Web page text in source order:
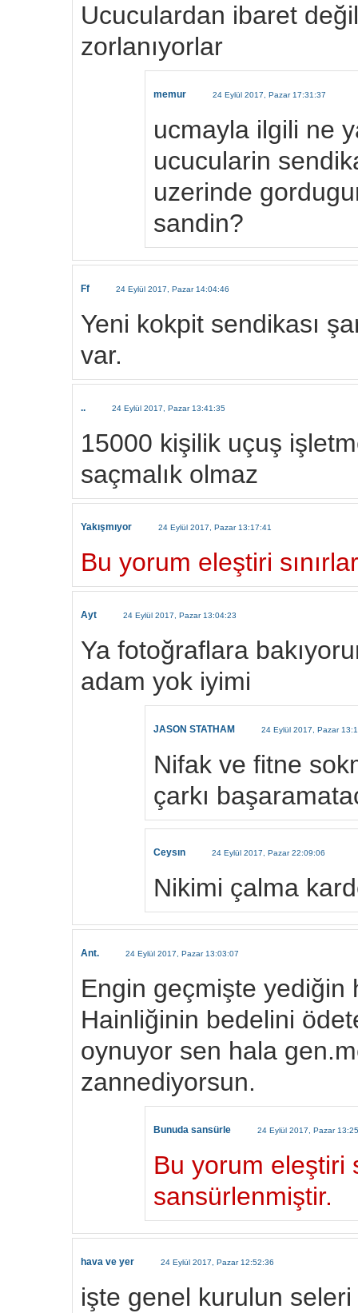
Ucuculardan ibaret
zorlanıyorlar
memur 24 Eylül 2017, Pazar 17:31:37
ucmayla ilgili ne
ucucularin
uzerinde
sandin?
Ff 24 Eylül 2017, Pazar 14:04:46
Yeni kokpit sendikası
var.
.. 24 Eylül 2017, Pazar 13:41:35
15000 kişilik uçuş
saçmalık olmaz
Yakışmıyor 24 Eylül 2017, Pazar 13:17:41
Bu yorum eleştiri
Ayt 24 Eylül 2017, Pazar 13:04:23
Ya fotoğraflara
adam yok iyimi
JASON STATHAM 24 Eylül 2017, Pazar
Nifak ve fitne
çarkı
Ceysın 24 Eylül 2017, Pazar 22:09:06
Nikimi çalma
Ant. 24 Eylül 2017, Pazar 13:03:07
Engin geçmişte yediğin
Hainliğinin bedelini
oynuyor sen hala
zannediyorsun.
Bunuda sansürle 24 Eylül 2017, Pazar
Bu yorum eleştiri
sansürlenmiştir.
hava ve yer 24 Eylül 2017, Pazar 12:52:36
işte genel kurulun seleri